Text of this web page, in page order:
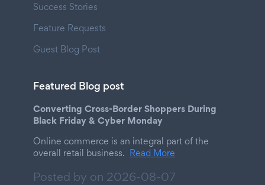
Success Stories
Feature Requests
Guest Blog Post
Featured Blog post
Converting Cross-Border Shoppers During
Black Friday & Cyber Monday
Online commerce is an integral part of the
overall retail business. Read More
Posted by on 2026-08-07